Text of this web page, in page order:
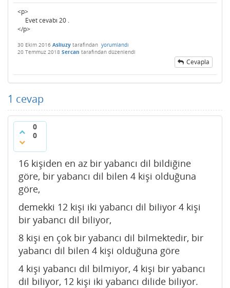
<p>
Evet cevabı 20 .
</p>
30 Ekim 2016 Asliuzy tarafından yorumlandı
20 Temmuz 2018 Sercan tarafından düzenlendi
Cevapla
1 cevap
0
0
16 kişiden en az bir yabancı dil bildiğine
göre, bir yabancı dil bilen 4 kişi olduğuna
göre,
demekki 12 kişi iki yabancı dil biliyor 4 kişi
bir yabancı dil biliyor,
8 kişi en çok bir yabancı dil bilmektedir, bir
yabancı dil bilen 4 kişi olduğuna göre
4 kişi yabancı dil bilmiyor, 4 kişi bir yabancı
dil biliyor, 12 kişi iki yabancı dilide biliyor.